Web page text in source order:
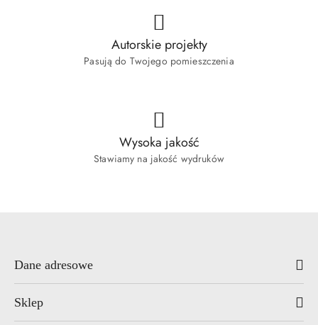
Autorskie projekty
Pasują do Twojego pomieszczenia
Wysoka jakość
Stawiamy na jakość wydruków
Dane adresowe
Sklep